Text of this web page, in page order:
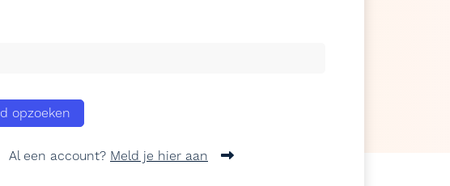
opzoeken
Al een account? Meld je hier aan